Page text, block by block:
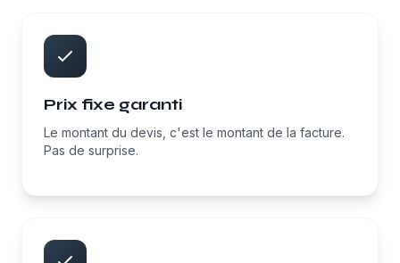
Prix fixe garanti
Le montant du devis, c'est le montant de la facture.
Pas de surprise.